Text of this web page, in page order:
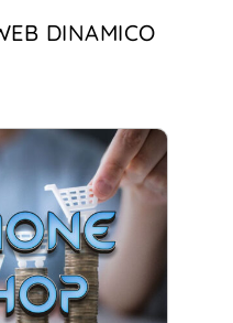
DINAMICO